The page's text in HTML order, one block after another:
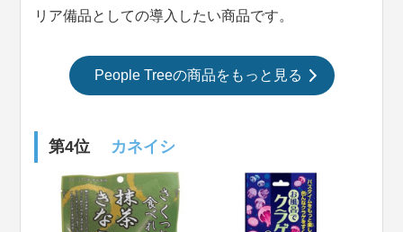
リア備品としての導入したい商品です。
People Treeの商品をもっと見る
第4位 カネイシ